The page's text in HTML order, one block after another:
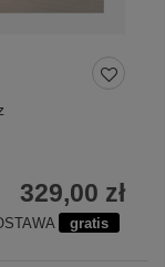
329,00 zł
gratis